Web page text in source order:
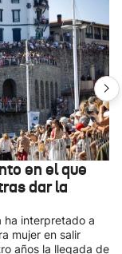
en el que
dar la
ha interpretado a
mujer en salir
años la llegada de